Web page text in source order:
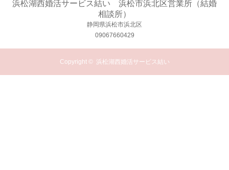
浜松湖西婚活サービス結い 浜松市浜北区営業所（結婚
相談所）
静岡県浜松市浜北区
09067660429
Copyright © 浜松湖西婚活サービス結い